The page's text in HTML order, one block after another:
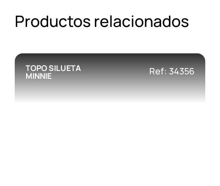
Productos relacionados
TOPO SILUETA
MINNIE Ref: 34356